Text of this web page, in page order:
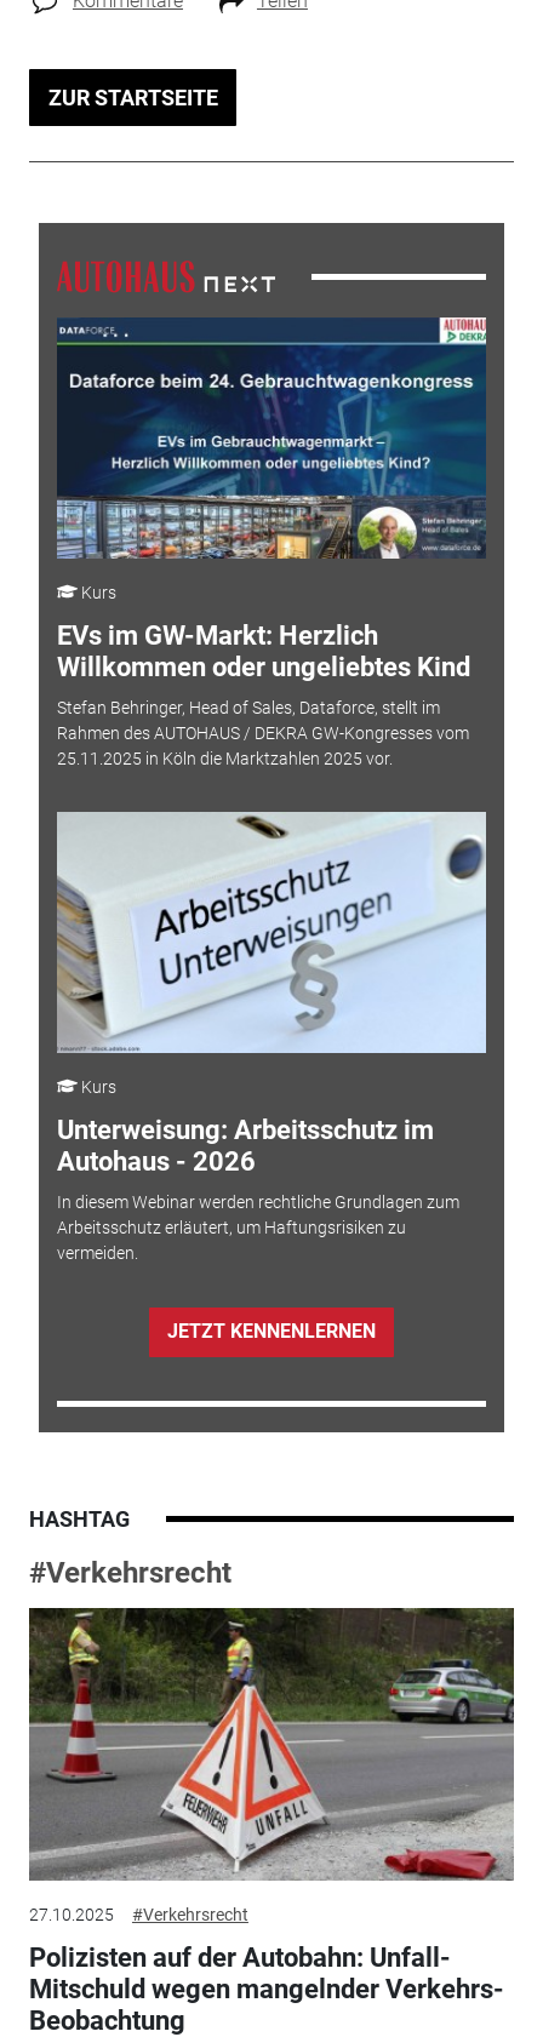
ZUR STARTSEITE
Kurs
EVs im GW-Markt: Herzlich
Willkommen oder ungeliebtes Kind
Stefan Behringer, Head of Sales, Dataforce, stellt im
Rahmen des AUTOHAUS / DEKRA GW-Kongresses vom
25.11.2025 in Köln die Marktzahlen 2025 vor.
Kurs
Unterweisung: Arbeitsschutz im
Autohaus - 2026
In diesem Webinar werden rechtliche Grundlagen zum
Arbeitsschutz erläutert, um Haftungsrisiken zu
vermeiden.
JETZT KENNENLERNEN
HASHTAG
#Verkehrsrecht
27.10.2025 #Verkehrsrecht
Polizisten auf der Autobahn: Unfall-
Mitschuld wegen mangelnder Verkehrs-
Beobachtung